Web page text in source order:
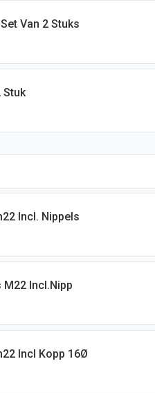
Van 2 Stuks
Stuk
Incl. Nippels
M22 Incl.nipp
Incl Kopp 16Ø